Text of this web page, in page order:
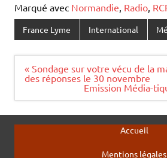
Marqué avec Normandie Radio
France Lyme International
Navigation
de
l’article
« Sondage sur votre vécu de la
des réponses le 30 novembre
Emission Média-
Accueil
Mentions légales